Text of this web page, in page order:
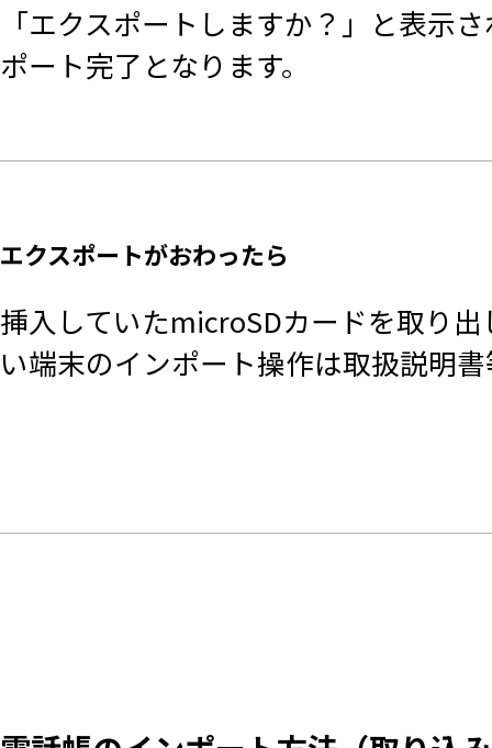
「エクスポートしますか？」と表示
ポート完了となります。
エクスポートがおわったら
挿入していたmicroSDカードを取り
い端末のインポート操作は取扱説明